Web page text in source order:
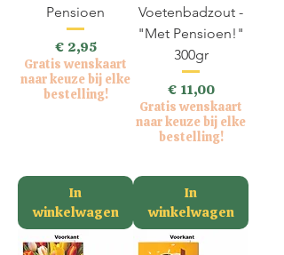
Pensioen
Prijs
€ 2,95
Gratis wenskaart
naar keuze bij elke
bestelling!
In
winkelwagen
Voetenbadzout -
"Met Pensioen!"
300gr
Prijs
€ 11,00
Gratis wenskaart
naar keuze bij elke
bestelling!
In
winkelwagen